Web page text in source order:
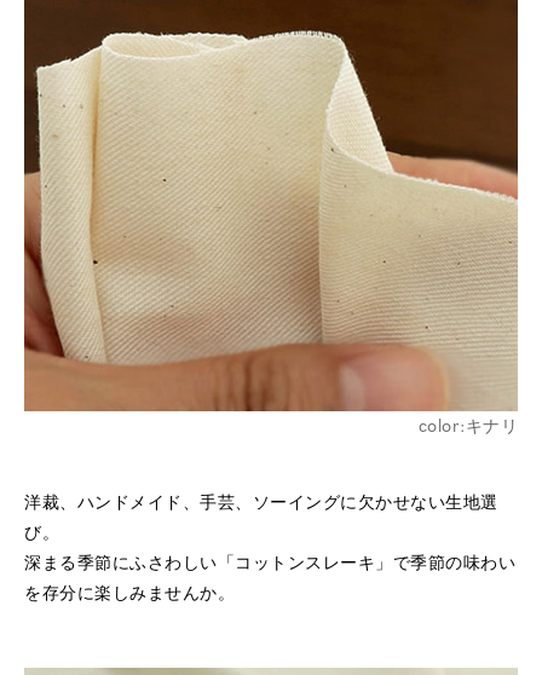
※詳しくはこちら
color:キナリ
洋裁、ハンドメイド、手芸、ソーイングに欠かせない生地選
び。
深まる季節にふさわしい「コットンスレーキ」で季節の味わい
を存分に楽しみませんか。